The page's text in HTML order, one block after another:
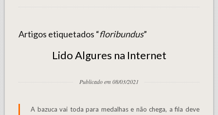
Artigos etiquetados “floribundus”
Lido Algures na Internet
Publicado em 08/03/2021
A bazuca vai toda para medalhas e não chega, a fila deve